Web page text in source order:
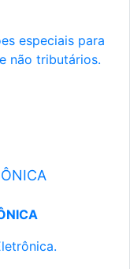
especiais para
não tributários.